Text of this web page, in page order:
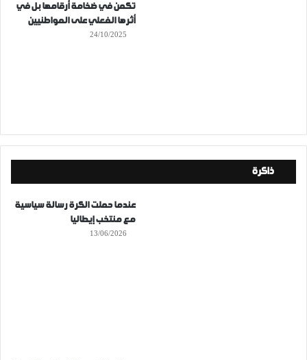
تكمن في ضخامة أرقامها بل في
أثرها الفعلي على المواطنيين
24/10/2025
ذاكرة
عندما حملت الكرة رسالة سياسية
مع منتخب إيطاليا
13/06/2026